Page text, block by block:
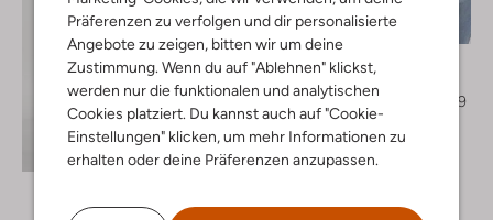
Präferenzen zu verfolgen und dir personalisierte
Angebote zu zeigen, bitten wir um deine
Zustimmung. Wenn du auf "Ablehnen" klickst,
werden nur die funktionalen und analytischen
Cookies platziert. Du kannst auch auf "Cookie-
Einstellungen" klicken, um mehr Informationen zu
erhalten oder deine Präferenzen anzupassen.
Entdecke den Look
-60%
Moves
Blazer
€ 119,99
€ 47,99